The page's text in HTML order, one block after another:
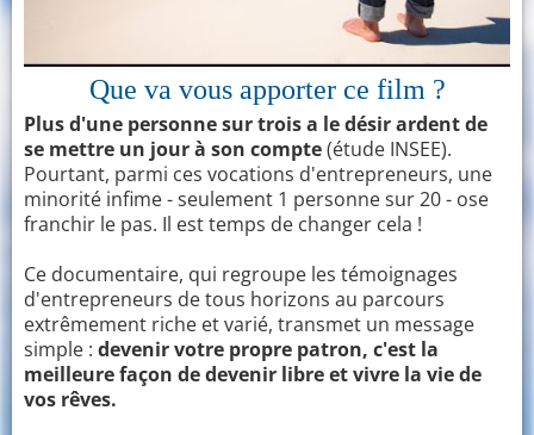
Que va vous apporter ce film ?
Plus d'une personne sur trois a le désir ardent de
se mettre un jour à son compte(étude INSEE).
Pourtant, parmi ces vocations d'entrepreneurs, une
minorité infime - seulement 1 personne sur 20 - ose
franchir le pas. Il est temps de changer cela !
Ce documentaire, qui regroupe les témoignages
d'entrepreneurs de tous horizons au parcours
extrêmement riche et varié, transmet un message
simple : devenir votre propre patron, c'est la
meilleure façon de devenir libre et vivre la vie de
vos rêves.